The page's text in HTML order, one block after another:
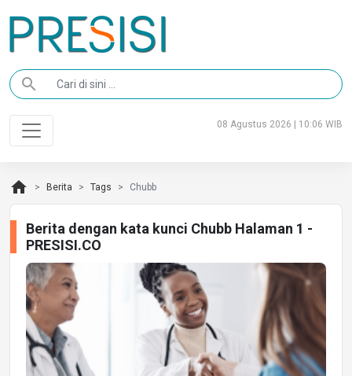
search
08 Agustus 2026 | 10:06 WIB
home Berita Tags Chubb
Berita dengan kata kunci Chubb Halaman 1 -
PRESISI.CO